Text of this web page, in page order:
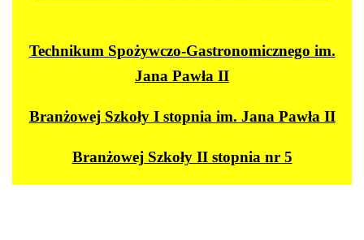
Technikum Spożywczo-Gastronomicznego im.
Jana Pawła II
Branżowej Szkoły I stopnia im. Jana Pawła II
Branżowej Szkoły II stopnia nr 5